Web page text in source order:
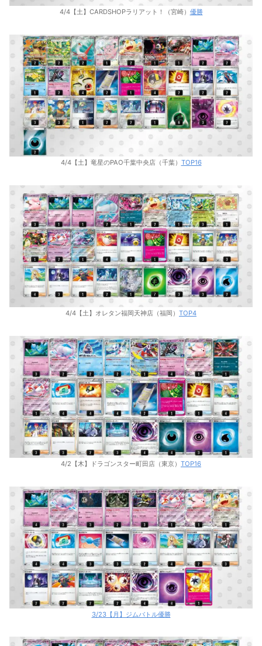
4/4【土】CARDSHOPラリアット！（宮崎） 優勝
4/4【土】竜星のPAO千葉中央店（千葉） TOP16
4/4【土】オレタン福岡天神店（福岡） TOP4
4/2【木】ドラゴンスター町田店（東京） TOP16
3/23【月】ジムバトル優勝